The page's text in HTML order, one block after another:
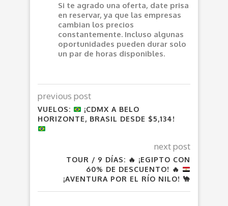
Si te agrado una oferta, date prisa
en reservar, ya que las empresas
cambian los precios
constantemente. Incluso algunas
oportunidades pueden durar solo
un par de horas disponibles.
previous post
VUELOS:
¡CDMX A BELO
HORIZONTE, BRASIL DESDE $5,134!
next post
TOUR / 9 DÍAS: 🔥 ¡EGIPTO CON
60% DE DESCUENTO! 🔥
¡AVENTURA POR EL RÍO NILO! 🐪